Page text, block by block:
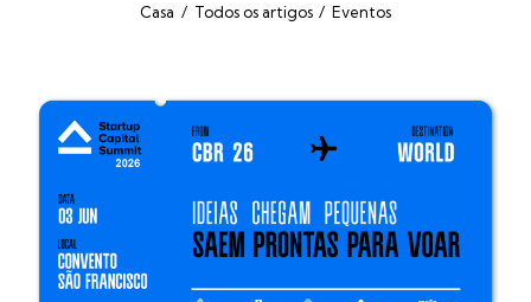
Casa Todos os artigos Eventos
Eventos
Contactos
Português